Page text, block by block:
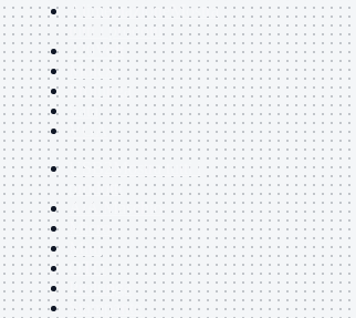
Alimentazione Mostra
tutti i prodotti
220Volt
Molex
Prolunga
Sata
VGA
USB2 Mostra tutti i
prodotti
A/A Maschio
Micro
Mini
OTG
Prolunga
Stampante